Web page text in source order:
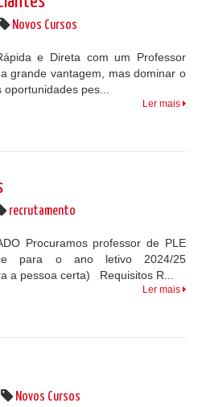
Novos Cursos
e Direta com um Professor
grande vantagem, mas dominar o
pes...
Ler mais
recrutamento
Procuramos professor de PLE
para o ano letivo 2024/25
a pessoa certa) Requisitos R...
Ler mais
Novos Cursos